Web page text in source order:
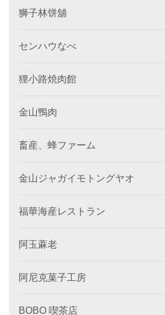
狮子林饼舖
センハウなべ
狸小路焼肉館
金山鴨肉
畜産、蜂ファーム
金山ジャガイモトングヤオ
福華海産レストラン
阿玉蔴老
阿尼克菓子工房
BOBO 喫茶店